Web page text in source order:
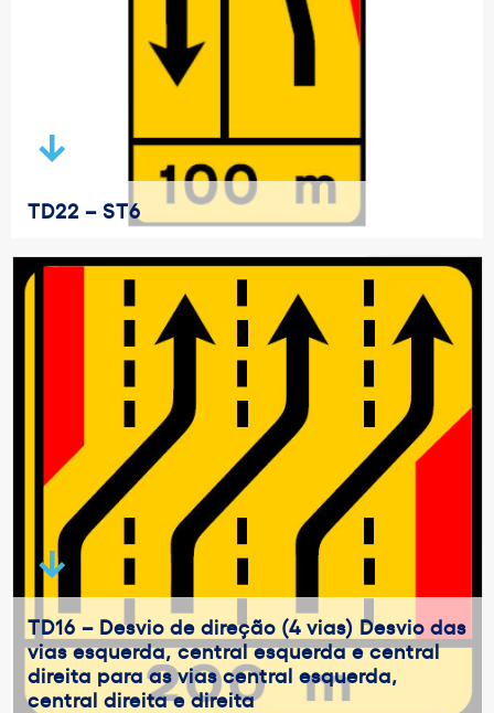
TD22 – ST6
TD16 – Desvio de direção (4 vias) Desvio das
vias esquerda, central esquerda e central
direita para as vias central esquerda,
central direita e direita